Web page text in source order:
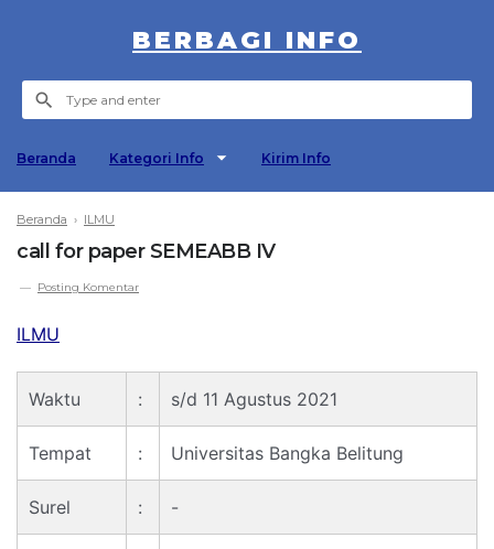
BERBAGI INFO
Beranda Kategori Info Kirim Info
Beranda › ILMU
call for paper SEMEABB IV
Posting Komentar
ILMU
Waktu : s/d 11 Agustus 2021
Tempat : Universitas Bangka Belitung
Surel : -